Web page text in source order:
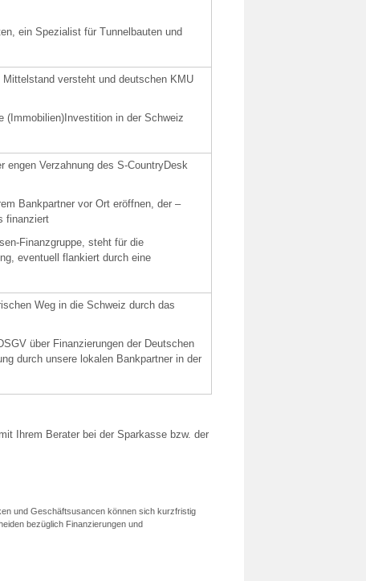
ein Spezialist für Tunnelbauten und
versteht und deutschen KMU
(Immobilien)Investition in der Schweiz
engen Verzahnung des S-CountryDesk
Bankpartner vor Ort eröffnen, der –
finanziert
Finanzgruppe, steht für die
eventuell flankiert durch eine
Weg in die Schweiz durch das
über Finanzierungen der Deutschen
durch unsere lokalen Bankpartner in der
Ihrem Berater bei der Sparkasse bzw. der
und Geschäftsusancen können sich kurzfristig
bezüglich Finanzierungen und